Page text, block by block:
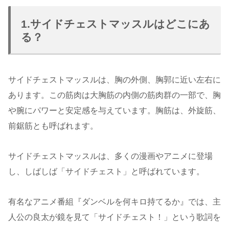
1.サイドチェストマッスルはどこにあ
る？
サイドチェストマッスルは、胸の外側、胸郭に近い左右に
あります。この筋肉は大胸筋の内側の筋肉群の一部で、胸
や腕にパワーと安定感を与えています。胸筋は、外旋筋、
前鋸筋とも呼ばれます。
サイドチェストマッスルは、多くの漫画やアニメに登場
し、しばしば「サイドチェスト」と呼ばれています。
有名なアニメ番組『ダンベルを何キロ持てるか』では、主
人公の良太が鏡を見て「サイドチェスト！」という歌詞を